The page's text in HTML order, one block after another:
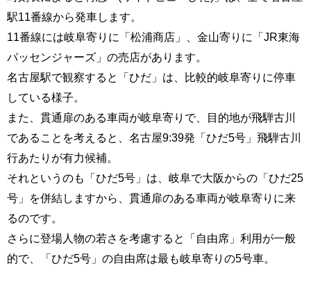
駅11番線から発車します。
11番線には岐阜寄りに「松浦商店」、金山寄りに「JR東海
パッセンジャーズ」の売店があります。
名古屋駅で観察すると「ひだ」は、比較的岐阜寄りに停車
している様子。
また、貫通扉のある車両が岐阜寄りで、目的地が飛騨古川
であることを考えると、名古屋9:39発「ひだ5号」飛騨古川
行あたりが有力候補。
それというのも「ひだ5号」は、岐阜で大阪からの「ひだ25
号」を併結しますから、貫通扉のある車両が岐阜寄りに来
るのです。
さらに登場人物の若さを考慮すると「自由席」利用が一般
的で、「ひだ5号」の自由席は最も岐阜寄りの5号車。